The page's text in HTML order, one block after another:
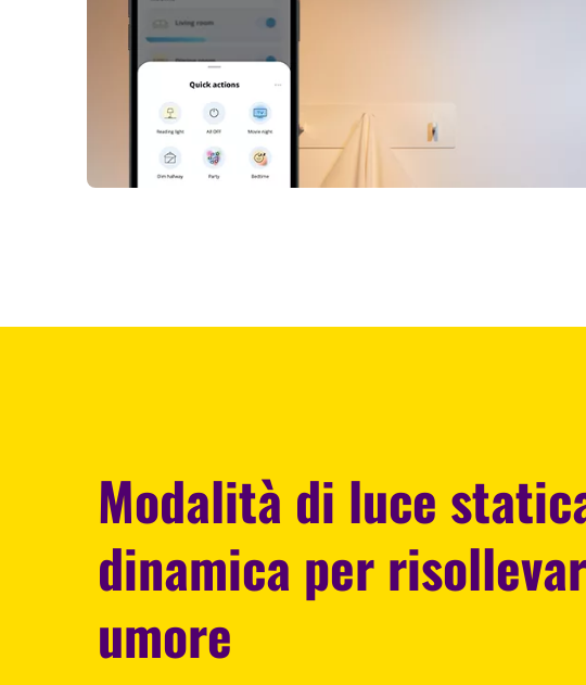
Modalità di luce
dinamica per
umore